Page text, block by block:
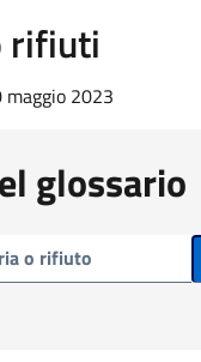
rifiuti
2023
glossario